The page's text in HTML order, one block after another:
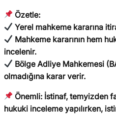
Özetle:
Yerel mahkeme kararına
Mahkeme kararının hem
incelenir.
Bölge Adliye Mahkemesi
olmadığına karar verir.
Önemli: İstinaf, temyizden
hukuki inceleme yapılırken,